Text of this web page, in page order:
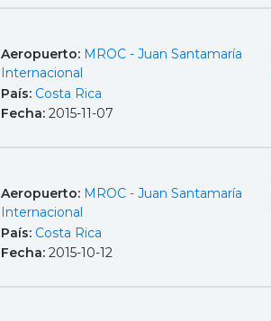
Aeropuerto: MROC - Juan Santamaría
Internacional
País: Costa Rica
Fecha: 2015-11-07
Aeropuerto: MROC - Juan Santamaría
Internacional
País: Costa Rica
Fecha: 2015-10-12